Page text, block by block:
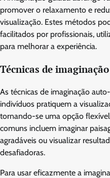
promover o relaxamento e
visualização. Estes métodos
facilitados por profissionais,
para melhorar a experiência.
Técnicas de
As técnicas de imaginação
indivíduos pratiquem a
tornando-se uma opção
comuns incluem imaginar
agradáveis ou visualizar
desafiadoras.
Para usar eficazmente a